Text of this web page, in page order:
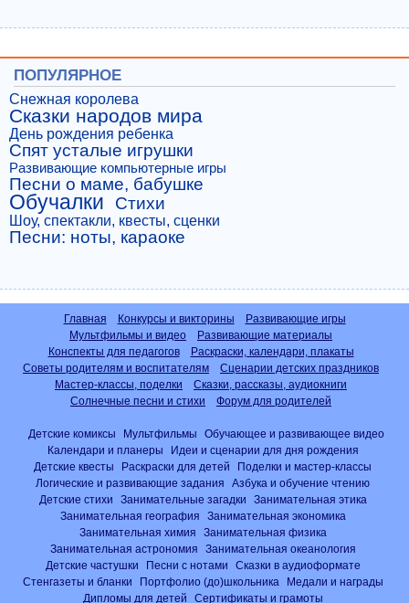
ПОПУЛЯРНОЕ
Снежная королева
Сказки народов мира
День рождения ребенка
Спят усталые игрушки
Развивающие компьютерные игры
Песни о маме, бабушке
Обучалки Стихи
Шоу, спектакли, квесты, сценки
Песни: ноты, караоке
Главная Конкурсы и викторины
Развивающие игры
Мультфильмы и видео
Развивающие материалы
Конспекты для педагогов
Раскраски, календари, плакаты
Советы родителям и воспитателям
Сценарии детских праздников
Мастер-классы, поделки
Сказки, рассказы, аудиокниги
Солнечные песни и стихи
Форум для родителей
Детские комиксы Мультфильмы
Обучающее и развивающее видео
Календари и планеры
Идеи и сценарии для дня рождения
Детские квесты
Раскраски для детей
Поделки и мастер-классы
Логические и развивающие задания
Азбука и обучение чтению
Детские стихи
Занимательные загадки
Занимательная этика
Занимательная география
Занимательная экономика
Занимательная химия
Занимательная физика
Занимательная астрономия
Занимательная океанология
Детские частушки
Песни с нотами
Сказки в аудиоформате
Стенгазеты и бланки
Портфолио (до)школьника
Медали и награды
Дипломы для детей
Сертификаты и грамоты